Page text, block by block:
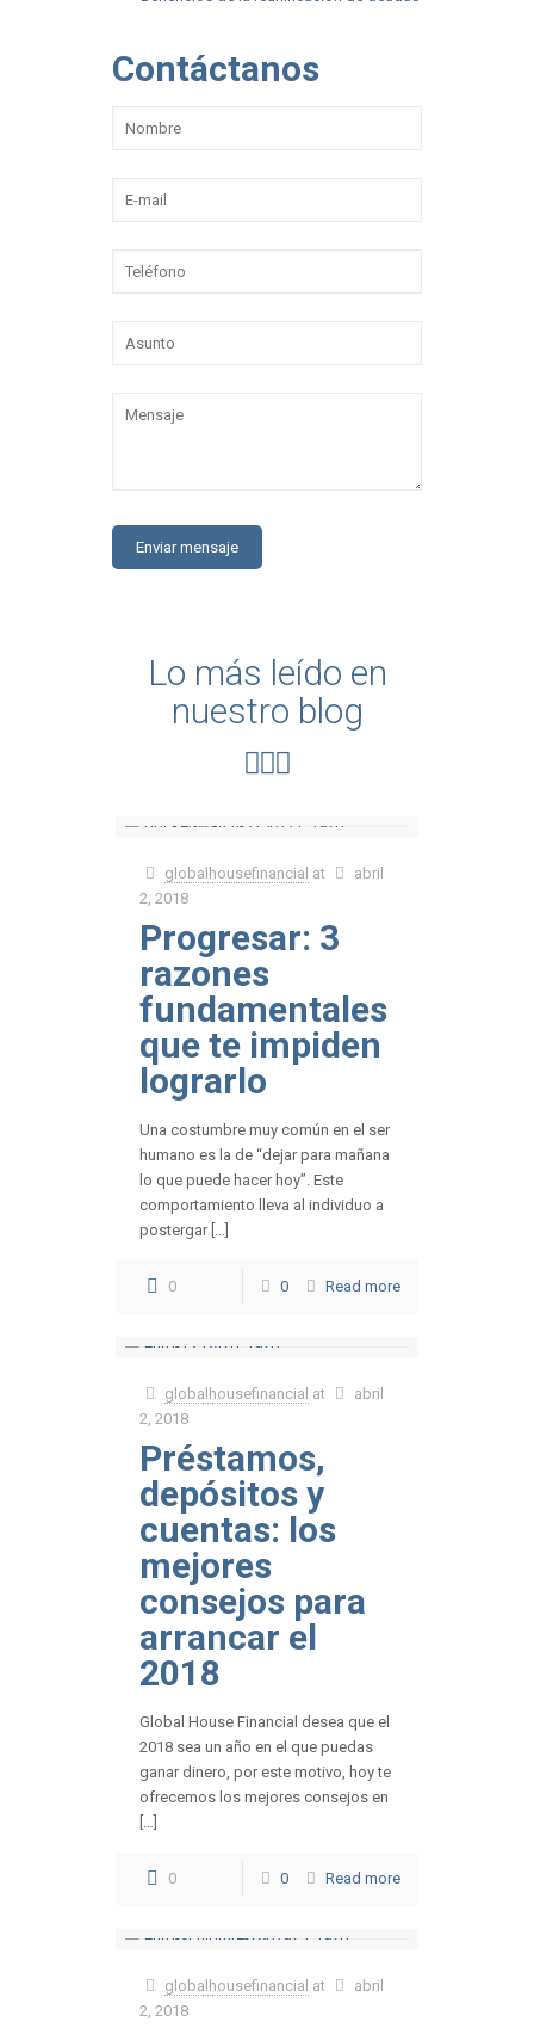
Contáctanos
Lo más leído en
nuestro blog
globalhousefinancial at
abril
2, 2018
Progresar: 3
razones
fundamentales
que te impiden
lograrlo
Una costumbre muy común en el ser
humano es la de “dejar para mañana
lo que puede hacer hoy”. Este
comportamiento lleva al individuo a
postergar […]
0 0 Read more
globalhousefinancial at
abril
2, 2018
Préstamos,
depósitos y
cuentas: los
mejores
consejos para
arrancar el
2018
Global House Financial desea que el
2018 sea un año en el que puedas
ganar dinero, por este motivo, hoy te
ofrecemos los mejores consejos en
[…]
0 0 Read more
globalhousefinancial at
abril
2, 2018